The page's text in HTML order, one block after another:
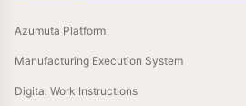
Azumuta Platform
Manufacturing Execution System
Digital Work Instructions